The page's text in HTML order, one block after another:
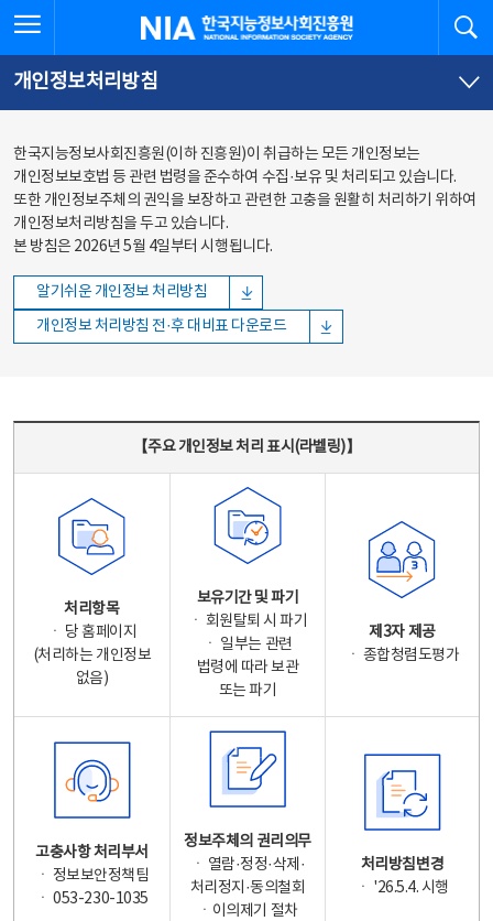
바로가기
바로가기
한국지능정보사회진흥원
개인정보처리방침
한국지능정보사회진흥원(이하 진흥원)이 취급하는 모든 개인정보는
개인정보보호법 등 관련 법령을 준수하여 수집·보유 및 처리되고 있습니다.
또한 개인정보주체의 권익을 보장하고 관련한 고충을 원활히 처리하기 위하여
개인정보처리방침을 두고 있습니다.
본 방침은 2026년 5월 4일부터 시행됩니다.
알기쉬운 개인정보 처리방침
개인정보 처리방침 전·후 대비표 다운로드
【주요 개인정보 처리 표시(라벨링)】
처리항목
ㆍ 당 홈페이지
(처리하는 개인정보
없음)
보유기간 및 파기
ㆍ 회원탈퇴 시 파기
ㆍ 일부는 관련
법령에 따라 보관
또는 파기
제3자 제공
ㆍ 종합청렴도평가
고충사항 처리부서
ㆍ 정보보안정책팀
ㆍ 053-230-1035
정보주체의 권리의무
ㆍ 열람·정정·삭제·
처리정지·동의철회
ㆍ이의제기 절차
처리방침변경
ㆍ '26.5.4. 시행